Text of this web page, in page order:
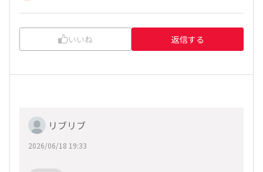
いいね 返信する
リブリブ
2026/06/18 19:33